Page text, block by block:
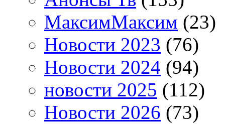
МаксимМаксим (23)
Новости 2023 (76)
Новости 2024 (94)
новости 2025 (112)
Новости 2026 (73)